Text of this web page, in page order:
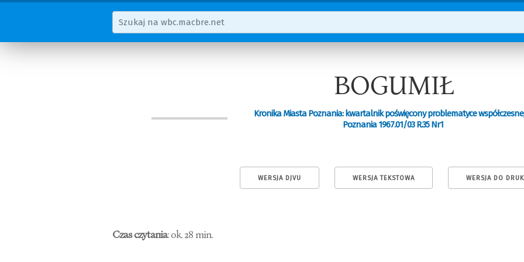
BOGUMIŁ
Kronika Miasta Poznania: kwartalnik poświęcony problematyce
Poznania 1967.01/03 R.35 Nr1
WERSJA DJVU WERSJA TEKSTOWA WERSJA DO
Czas czytania: ok. 28 min.